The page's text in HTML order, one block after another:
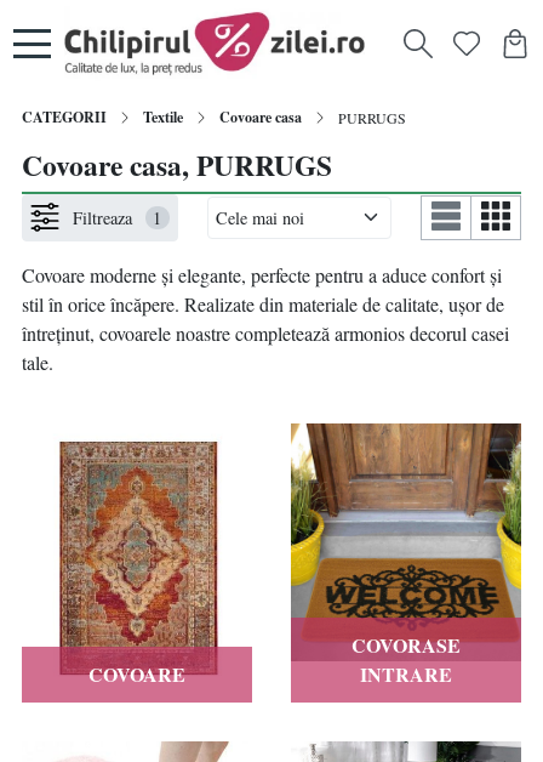
CATEGORII Textile Covoare casa PURRUGS
Covoare casa, PURRUGS
Filtreaza 1
Covoare moderne și elegante, perfecte pentru a aduce confort și
stil în orice încăpere. Realizate din materiale de calitate, ușor de
întreținut, covoarele noastre completează armonios decorul casei
tale.
COVOARE
COVORASE
INTRARE